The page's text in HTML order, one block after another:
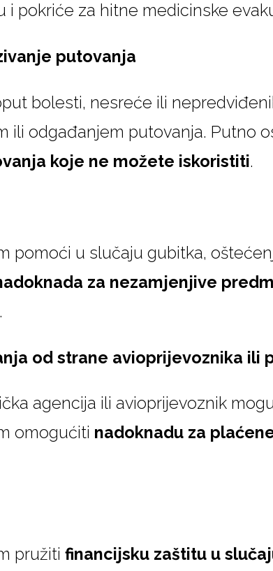
i pokriće za hitne medicinske
putovanja
bolesti, nesreće ili
ili odgađanjem putovanja. Putno
koje ne možete iskoristiti.
pomoći u slučaju gubitka,
za nezamjenjive
od strane avioprijevoznika ili
agencija ili avioprijevoznik
omogućiti nadoknadu za
pružiti financijsku zaštitu u